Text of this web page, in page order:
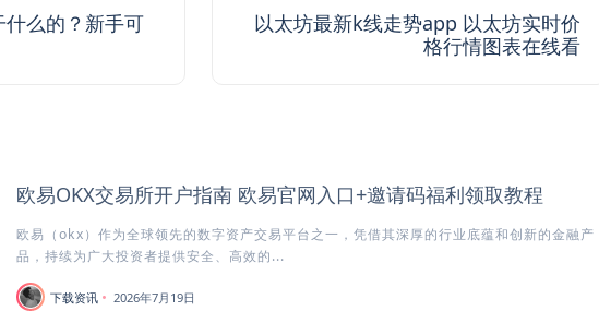
什么的？新手可
以太坊最新k线走势app 以太坊实时价
格行情图表在线看
欧易OKX交易所开户指南 欧易官网入口+邀请码福利领取教程
欧易（okx）作为全球领先的数字资产交易平台之一，凭借其深厚的行业底蕴和创新的金融产
品，持续为广大投资者提供安全、高效的...
下载资讯 2026年7月19日